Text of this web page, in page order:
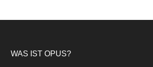
Footer
WAS IST OPUS?